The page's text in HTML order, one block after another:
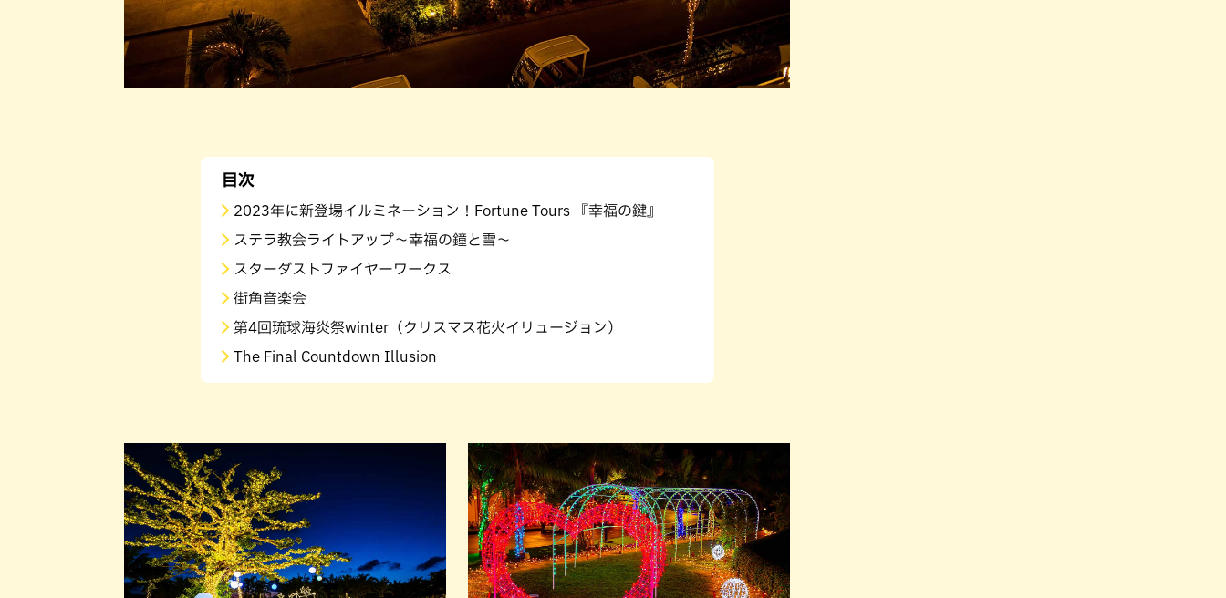
目次
2023年に新登場イルミネーション！Fortune Tours 『幸福の鍵』
ステラ教会ライトアップ～幸福の鐘と雪～
スターダストファイヤーワークス
街角音楽会
第4回琉球海炎祭winter（クリスマス花⽕イリュージョン）
The Final Countdown Illusion